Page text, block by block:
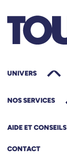
UNIVERS
NOS SERVICES
AIDE ET CONSEILS
CONTACT